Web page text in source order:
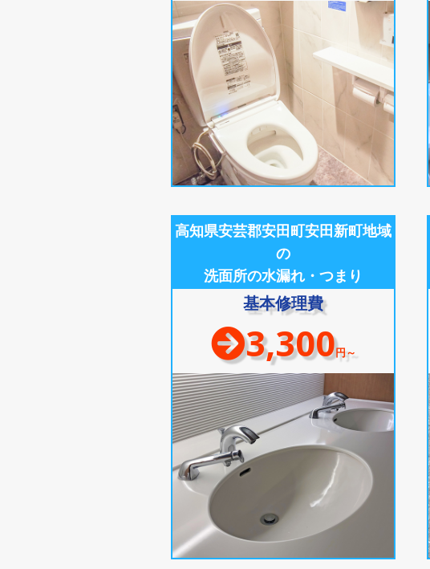
高知県安芸郡安田町安田新町地域
の
洗面所の水漏れ・つまり
基本修理費
3,300円～